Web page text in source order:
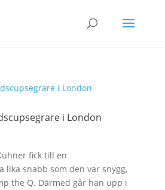
i London
fick till en
lika snabb som den var snygg,
the Q. Därmed går han upp i